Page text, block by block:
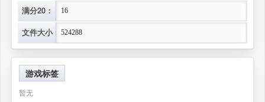
满分20： 16
文件大小： 524288
游戏标签
暂无